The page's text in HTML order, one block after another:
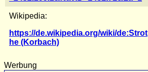
Wikipedia:
https://de.wikipedia.org/wiki/de:Strot
he (Korbach)
Werbung